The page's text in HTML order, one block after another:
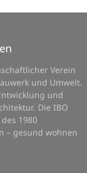
Verein
und Umwelt.
und
Die IBO
1980
– gesund wohnen